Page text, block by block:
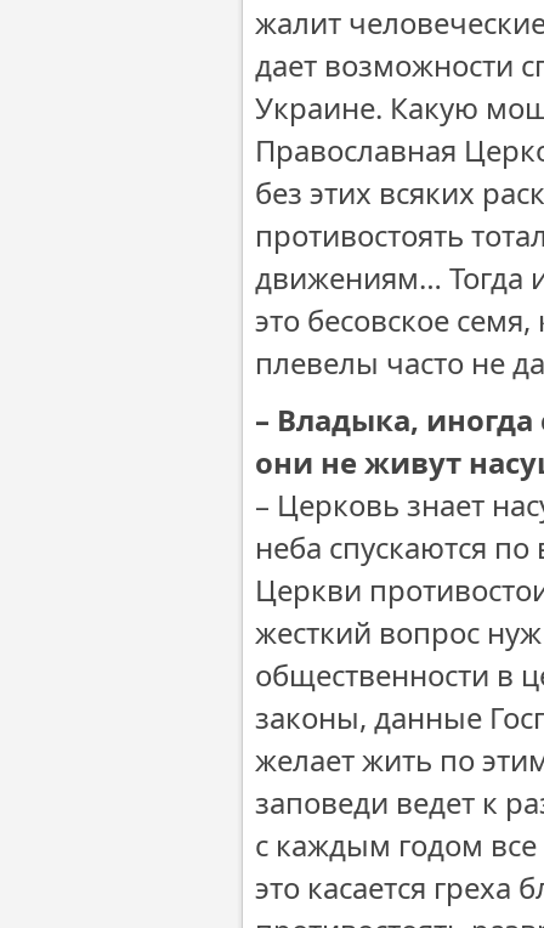
жалит
дает возможности
Украине. Какую
Православная
без этих всяких
противостоять
движениям… Тогда
это бесовское
плевелы часто не
– Владыка,
они не живут
– Церковь знает
неба спускаются
Церкви
жесткий вопрос
общественности в
законы, данные
желает жить по
заповеди ведет к
с каждым годом
это касается греха